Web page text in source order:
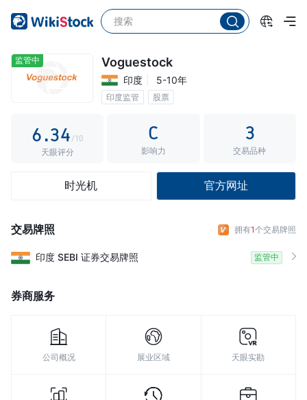
监管中 Voguestock
印度 5-10年
印度监管 股票
1
3
4
6
7
.
1
3
4
7
8
2
4
5
6
9
/10
天眼评分
C
影响力
3
交易品种
时光机 官方网址
交易牌照 拥有1个交易牌照
印度 SEBI 证券交易牌照 监管中
券商服务
公司概况 展业区域 天眼实勘